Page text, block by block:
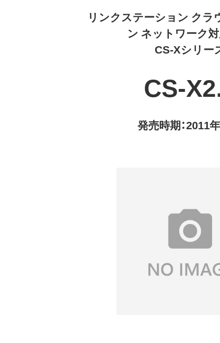
リンクステーション クラ
ン ネットワーク
CS-Xシリー
CS-
発売時期：2011